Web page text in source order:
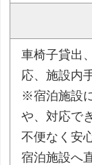
車椅子貸出
応、施設内
※宿泊施設
や、対応で
不便なく安
宿泊施設へ